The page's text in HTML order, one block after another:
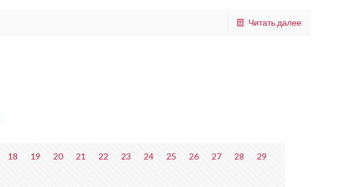
Читать далее
18 19 20 21 22 23 24 25 26 27 28 29